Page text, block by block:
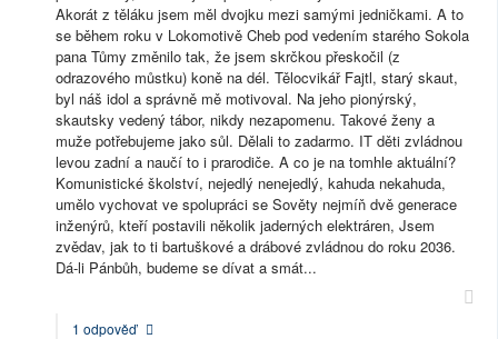
Akorát z těláku jsem měl dvojku mezi samými jedničkami. A to
se během roku v Lokomotivě Cheb pod vedením starého Sokola
pana Tůmy změnilo tak, že jsem skrčkou přeskočil (z
odrazového můstku) koně na dél. Tělocvikář Fajtl, starý skaut,
byl náš idol a správně mě motivoval. Na jeho pionýrský,
skautsky vedený tábor, nikdy nezapomenu. Takové ženy a
muže potřebujeme jako sůl. Dělali to zadarmo. IT děti zvládnou
levou zadní a naučí to i prarodiče. A co je na tomhle aktuální?
Komunistické školství, nejedlý nenejedlý, kahuda nekahuda,
umělo vychovat ve spolupráci se Sověty nejmíň dvě generace
inženýrů, kteří postavili několik jaderných elektráren, Jsem
zvědav, jak to ti bartuškové a drábové zvládnou do roku 2036.
Dá-li Pánbůh, budeme se dívat a smát...
1 odpověď